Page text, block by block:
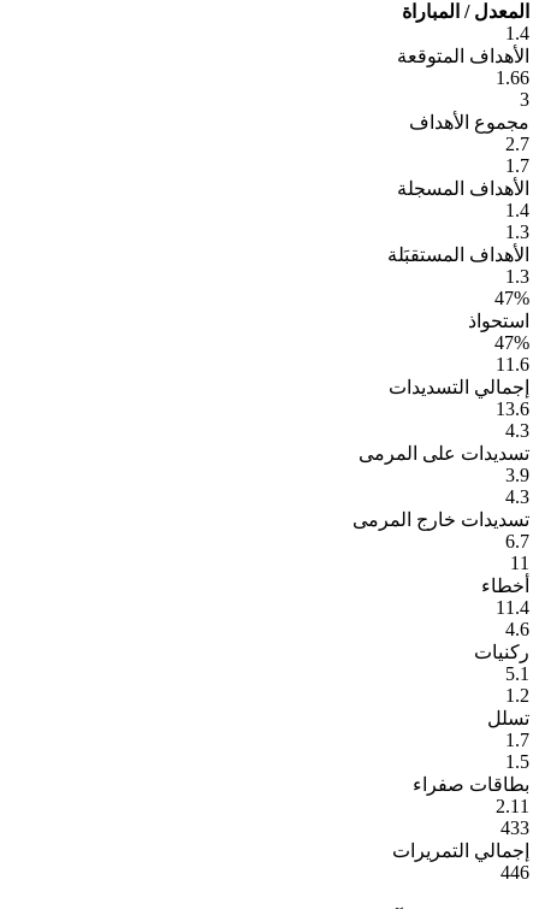
المعدل / المباراة
1.4
الأهداف المتوقعة
1.66
3
مجموع الأهداف
2.7
1.7
الأهداف المسجلة
1.4
1.3
الأهداف المستقبَلة
1.3
47%
استحواذ
47%
11.6
إجمالي التسديدات
13.6
4.3
تسديدات على المرمى
3.9
4.3
تسديدات خارج المرمى
6.7
11
أخطاء
11.4
4.6
ركنيات
5.1
1.2
تسلل
1.7
1.5
بطاقات صفراء
2.11
433
إجمالي التمريرات
446